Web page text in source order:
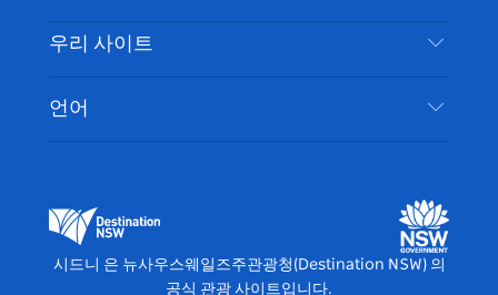
쿠키 고지
할 일
이벤트
숙소
여행 정보
시드니 접근성
귀하의 사업을 등록하세요
우리 사이트
뉴사우스웨일즈주관광청(Destination NSW) 미디
어 센터
비비드 시드니(Vivid Sydney)
언어
시드니 은 뉴사우스웨일즈주관광청(Destination NSW) 의
공식 관광 사이트입니다.